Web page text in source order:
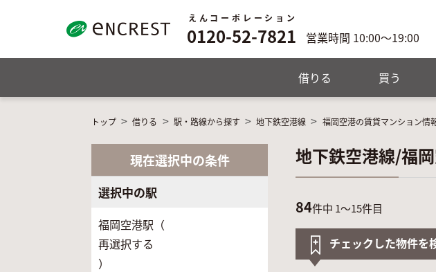
0120-52-7821
えんコーポレーション
営業時間 10:00～19:00
借りる 買う
トップ 借りる 駅・路線から探す 地下鉄空港線 福岡空港の賃貸マンション情
地下鉄空港線/福
84件中 1～15件目
チェックした物件を
現在選択中の条件
選択中の駅
福岡空港駅（
再選択する
）